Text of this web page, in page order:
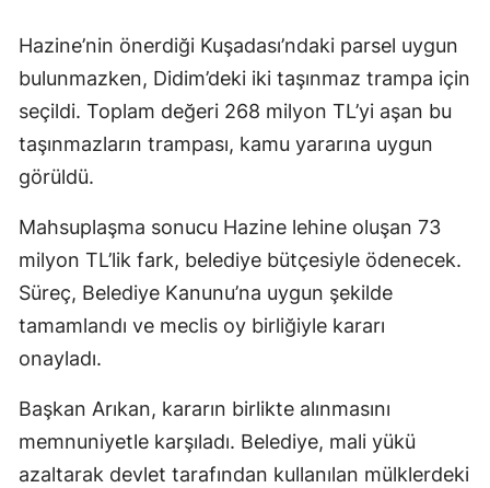
Hazine’nin önerdiği Kuşadası’ndaki parsel uygun
bulunmazken, Didim’deki iki taşınmaz trampa için
seçildi. Toplam değeri 268 milyon TL’yi aşan bu
taşınmazların trampası, kamu yararına uygun
görüldü.
Mahsuplaşma sonucu Hazine lehine oluşan 73
milyon TL’lik fark, belediye bütçesiyle ödenecek.
Süreç, Belediye Kanunu’na uygun şekilde
tamamlandı ve meclis oy birliğiyle kararı
onayladı.
Başkan Arıkan, kararın birlikte alınmasını
memnuniyetle karşıladı. Belediye, mali yükü
azaltarak devlet tarafından kullanılan mülklerdeki